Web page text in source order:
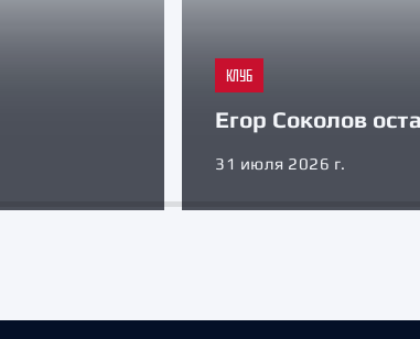
КЛУБ
Егор Соколов
31 июля 2026 г.